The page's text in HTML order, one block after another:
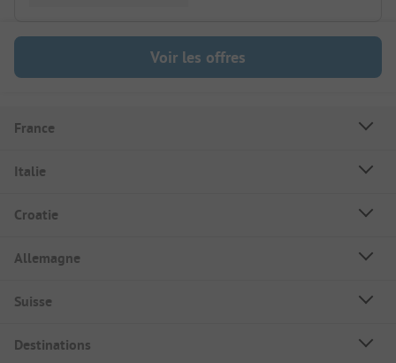
Voir les offres
France
Italie
Croatie
Allemagne
Suisse
Destinations